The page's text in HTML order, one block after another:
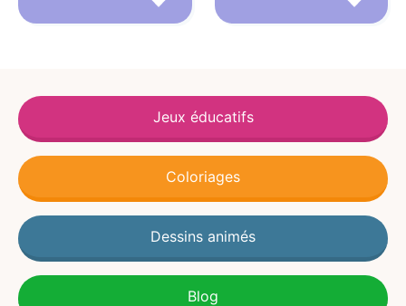
Jeux éducatifs
Coloriages
Dessins animés
Blog